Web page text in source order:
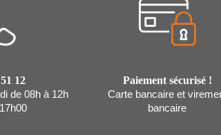
12
de 08h à 12h
Paiement sécurisé !
Carte bancaire et
bancaire